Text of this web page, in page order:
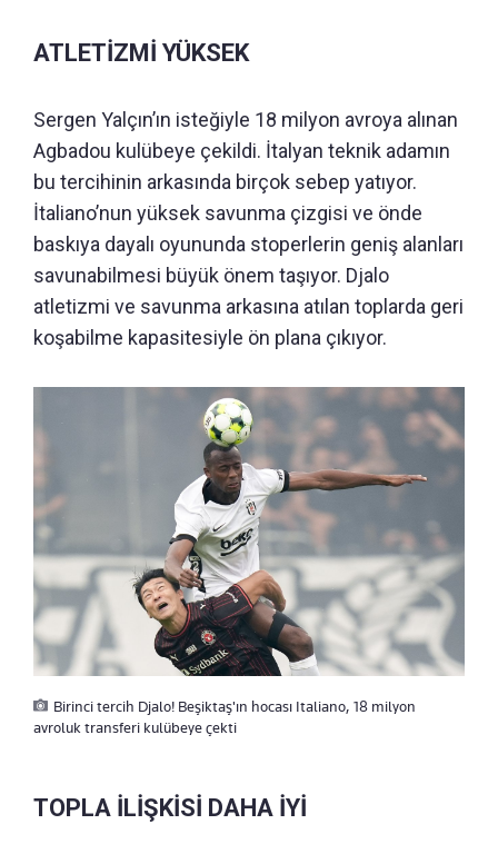
ATLETİZMİ YÜKSEK
Sergen Yalçın’ın isteğiyle 18 milyon avroya alınan
Agbadou kulübeye çekildi. İtalyan teknik adamın
bu tercihinin arkasında birçok sebep yatıyor.
İtaliano’nun yüksek savunma çizgisi ve önde
baskıya dayalı oyununda stoperlerin geniş alanları
savunabilmesi büyük önem taşıyor. Djalo
atletizmi ve savunma arkasına atılan toplarda geri
koşabilme kapasitesiyle ön plana çıkıyor.
Birinci tercih Djalo! Beşiktaş'ın hocası Italiano, 18 milyon
avroluk transferi kulübeye çekti
TOPLA İLİŞKİSİ DAHA İYİ